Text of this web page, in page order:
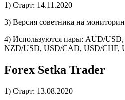
1) Старт: 14.11.2020
3) Версия советника на
4) Используются пары: AUD/
NZD/USD, USD/CAD, USD/CHF,
Forex Setka Trader
1) Старт: 13.08.2020